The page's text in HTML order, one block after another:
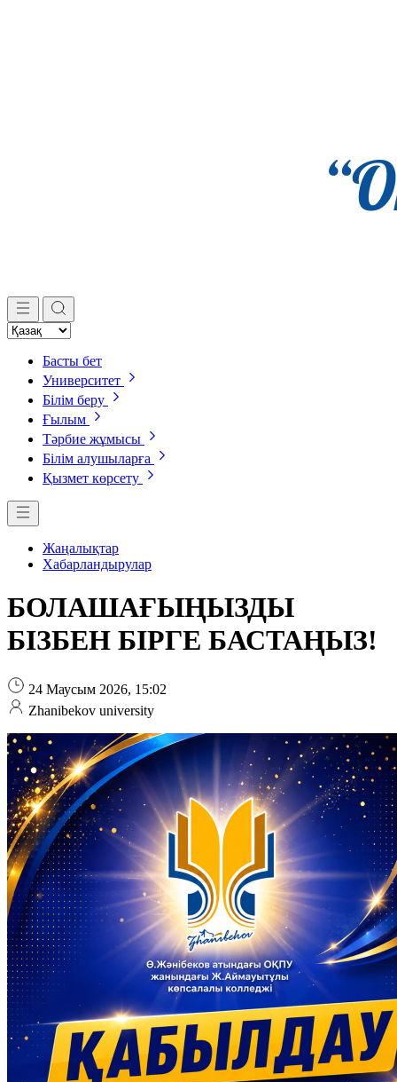
Басты бет
Университет
Білім беру
Ғылым
Тәрбие жұмысы
Білім алушыларға
Қызмет көрсету
Жаңалықтар
Хабарландырулар
БОЛАШАҒЫҢЫЗДЫ
БІЗБЕН БІРГЕ БАСТАҢЫЗ!
24 Маусым 2026, 15:02
Zhanibekov university